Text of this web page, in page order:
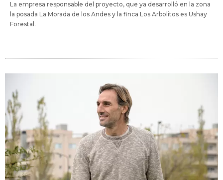
La empresa responsable del proyecto, que ya desarrolló en la zona
la posada La Morada de los Andes y la finca Los Arbolitos es Ushay
Forestal.